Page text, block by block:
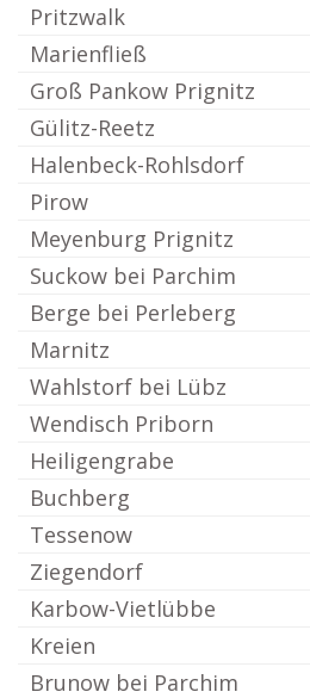
Pritzwalk
Marienfließ
Groß Pankow Prignitz
Gülitz-Reetz
Halenbeck-Rohlsdorf
Pirow
Meyenburg Prignitz
Suckow bei Parchim
Berge bei Perleberg
Marnitz
Wahlstorf bei Lübz
Wendisch Priborn
Heiligengrabe
Buchberg
Tessenow
Ziegendorf
Karbow-Vietlübbe
Kreien
Brunow bei Parchim